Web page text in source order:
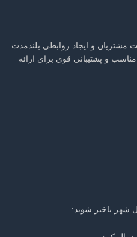
مشتریان و ایجاد روابطی بلندمدت
و پشتیبانی قوی برای ارائه
شهر باخبر شوید: